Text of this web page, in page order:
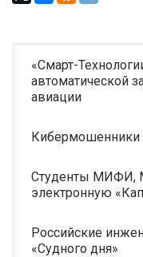
«Смарт-
автоматической
авиации
Кибермошенники
Студенты МИФИ,
электронную
Российские
«Судного дня»